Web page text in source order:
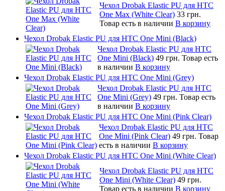
Чехол Drobak Elastic PU для HTC
One Max (White Clear) 33 грн.
Товар есть в наличии В корзину
Чехол Drobak Elastic PU для HTC One Mini (Black)
Чехол Drobak Elastic PU для HTC
One Mini (Black) 49 грн. Товар есть
в наличии В корзину
Чехол Drobak Elastic PU для HTC One Mini (Grey)
Чехол Drobak Elastic PU для HTC
One Mini (Grey) 49 грн. Товар есть
в наличии В корзину
Чехол Drobak Elastic PU для HTC One Mini (Pink Clear)
Чехол Drobak Elastic PU для HTC
One Mini (Pink Clear) 49 грн. Товар
есть в наличии В корзину
Чехол Drobak Elastic PU для HTC One Mini (White Clear)
Чехол Drobak Elastic PU для HTC
One Mini (White Clear) 49 грн.
Товар есть в наличии В корзину